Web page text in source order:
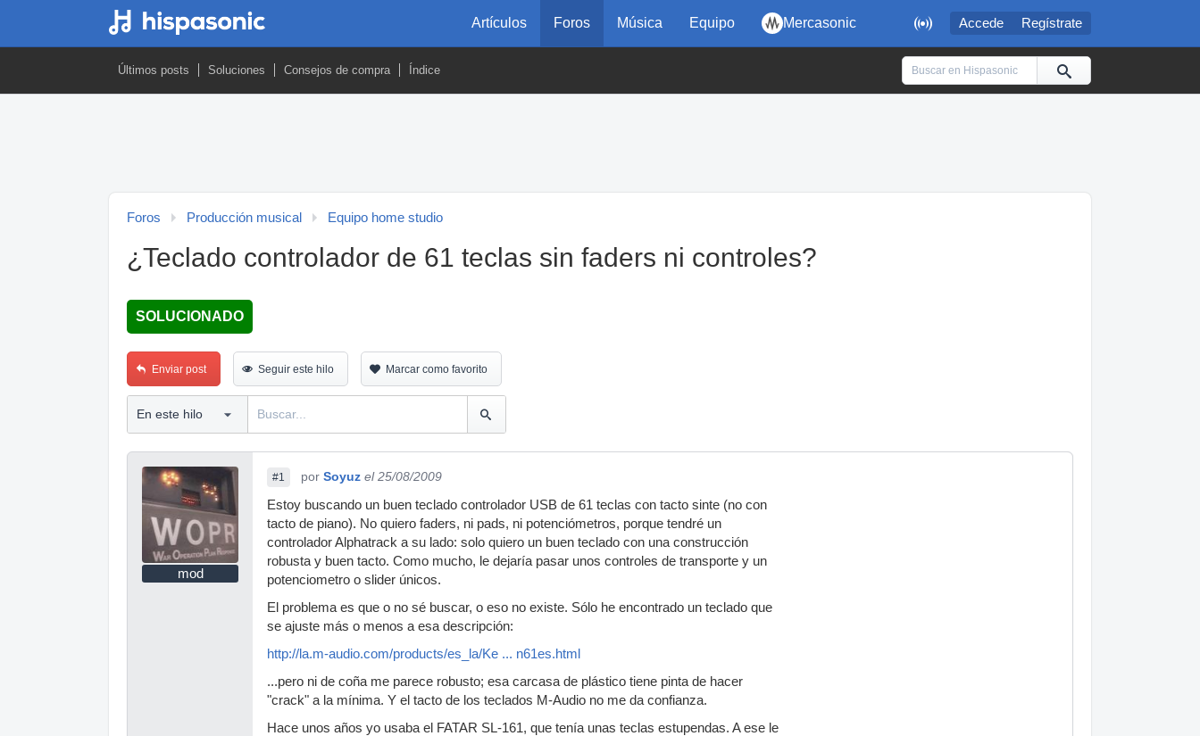
 Accede Regístrate
Artículos Foros Música Equipo Mercasonic
Últimos posts Soluciones Consejos de compra Índice
Foros Producción musical Equipo home studio
¿Teclado controlador de 61 teclas sin faders ni controles?
SOLUCIONADO
Enviar post Seguir este hilo Marcar como favorito
mod
#1 por Soyuz el 25/08/2009
Estoy buscando un buen teclado controlador USB de 61 teclas con tacto sinte (no con
tacto de piano). No quiero faders, ni pads, ni potenciómetros, porque tendré un
controlador Alphatrack a su lado: solo quiero un buen teclado con una construcción
robusta y buen tacto. Como mucho, le dejaría pasar unos controles de transporte y un
potenciometro o slider únicos.
El problema es que o no sé buscar, o eso no existe. Sólo he encontrado un teclado que
se ajuste más o menos a esa descripción:
http://la.m-audio.com/products/es_la/Ke ... n61es.html
...pero ni de coña me parece robusto; esa carcasa de plástico tiene pinta de hacer
"crack" a la mínima. Y el tacto de los teclados M-Audio no me da confianza.
Hace unos años yo usaba el FATAR SL-161, que tenía unas teclas estupendas. A ese le